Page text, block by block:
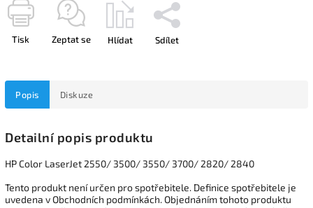
Tisk Zeptat se Hlídat Sdílet
Popis Diskuze
Detailní popis produktu
HP Color LaserJet 2550/ 3500/ 3550/ 3700/ 2820/ 2840
Tento produkt není určen pro spotřebitele. Definice spotřebitele je
uvedena v Obchodních podmínkách. Objednáním tohoto produktu